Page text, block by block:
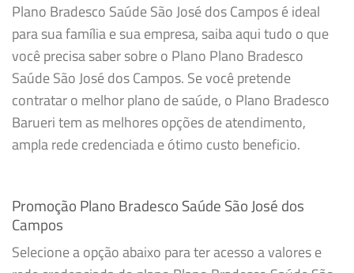
Plano Bradesco Saúde São José dos Campos é ideal
para sua família e sua empresa, saiba aqui tudo o que
você precisa saber sobre o Plano Plano Bradesco
Saúde São José dos Campos. Se você pretende
contratar o melhor plano de saúde, o Plano Bradesco
Barueri tem as melhores opções de atendimento,
ampla rede credenciada e ótimo custo beneficio.
Promoção Plano Bradesco Saúde São José dos
Campos
Selecione a opção abaixo para ter acesso a valores e